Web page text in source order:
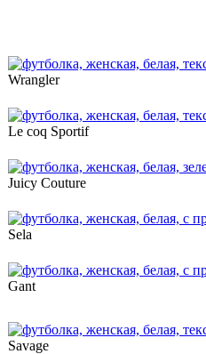
Wrangler
Le coq Sportif
Juicy Couture
Sela
Gant
Savage